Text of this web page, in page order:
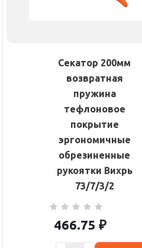
Секатор 200мм
возвратная
пружина
тефлоновое
покрытие
эргономичные
обрезиненные
рукоятки Вихрь
73/7/3/2
466.75 ₽